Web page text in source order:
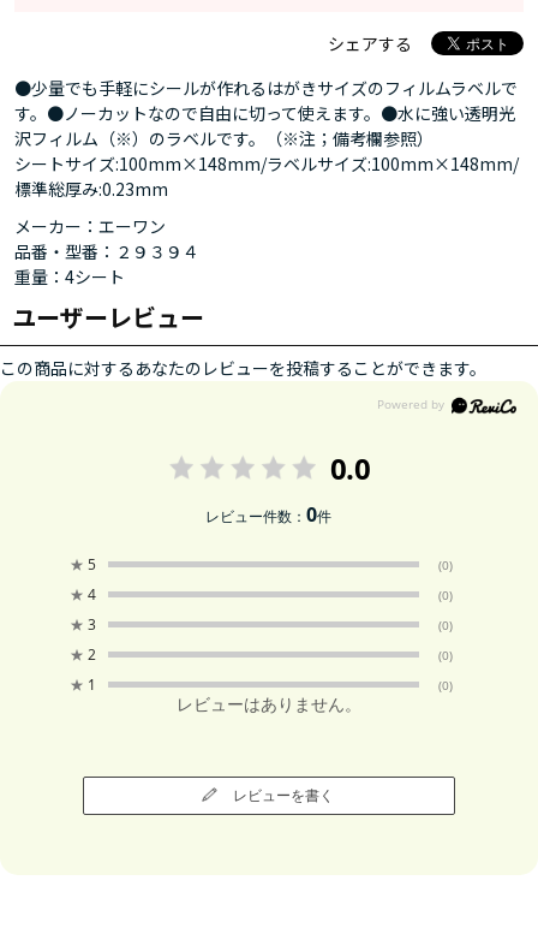
シェアする
●少量でも手軽にシールが作れるはがきサイズのフィルムラベルで
す。●ノーカットなので自由に切って使えます。●水に強い透明光
沢フィルム（※）のラベルです。（※注；備考欄参照）
シートサイズ:100mm×148mm/ラベルサイズ:100mm×148mm/
標準総厚み:0.23mm
メーカー：エーワン
品番・型番：２９３９４
重量：4シート
ユーザーレビュー
この商品に対するあなたのレビューを投稿することができます。
0.0
レビュー件数：0件
★ 5 (0)
★ 4 (0)
★ 3 (0)
★ 2 (0)
★ 1 (0)
レビューはありません。
レビューを書く